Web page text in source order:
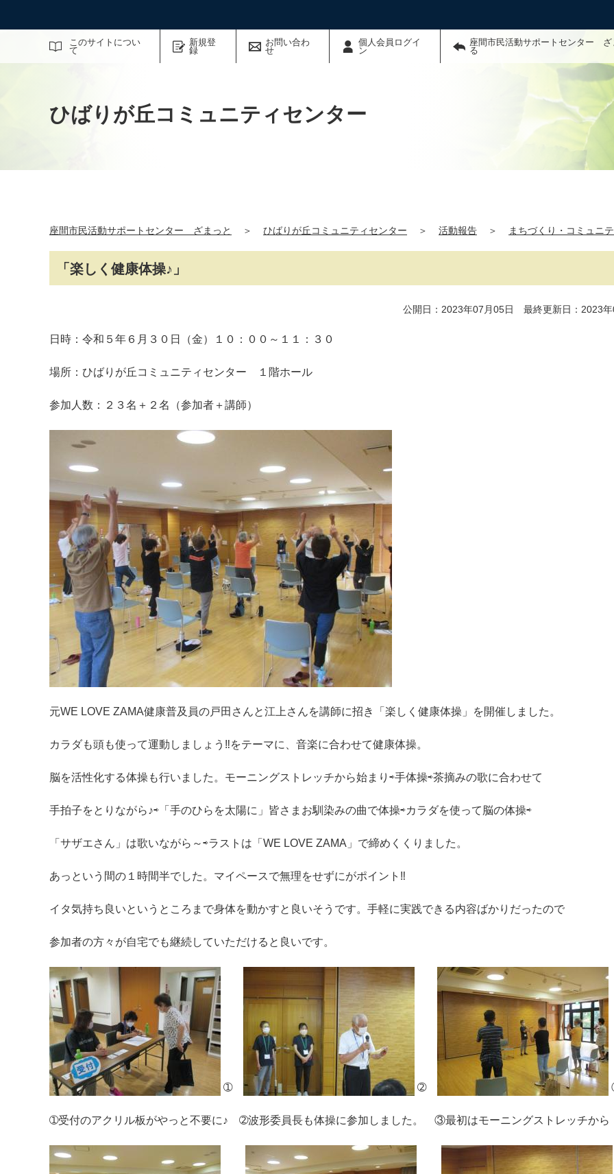
このサイトについ
て
新規登
録
お問い合わ
せ
個人会員ログイ
ン
座間市民活動サポートセンター ざ
る
サイト内検索
ひばりが丘コミュニティセンター
座間市民活動サポートセンター ざまっと ＞ ひばりが丘コミュニティセンター ＞ 活動報告 ＞ まちづくり・コミュニ
「楽しく健康体操♪」
公開日：2023年07月05日 最終更新日：2023
日時：令和５年６月３０日（金）１０：００～１１：３０
場所：ひばりが丘コミュニティセンター １階ホール
参加人数：２３名＋２名（参加者＋講師）
元WE LOVE ZAMA健康普及員の戸田さんと江上さんを講師に招き「楽しく健康体操」を開催しました。
カラダも頭も使って運動しましょう‼をテーマに、音楽に合わせて健康体操。
脳を活性化する体操も行いました。モーニングストレッチから始まり⇨手体操⇨茶摘みの歌に合わせて
手拍子をとりながら♪⇨「手のひらを太陽に」皆さまお馴染みの曲で体操⇨カラダを使って脳の体操⇨
「サザエさん」は歌いながら～⇨ラストは「WE LOVE ZAMA」で締めくくりました。
あっという間の１時間半でした。マイペースで無理をせずにがポイント‼
イタ気持ち良いというところまで身体を動かすと良いそうです。手軽に実践できる内容ばかりだったので
参加者の方々が自宅でも継続していただけると良いです。
➀ ➁
➀受付のアクリル板がやっと不要に♪ ➁波形委員長も体操に参加しました。 ③最初はモーニングストレッチから